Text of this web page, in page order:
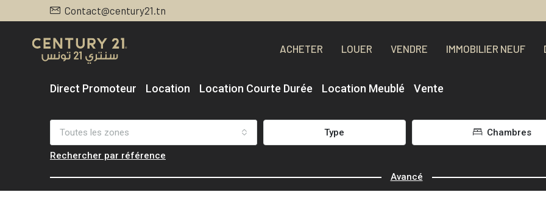
Contact@century21.tn
ACHETER LOUER VENDRE IMMOBILIER NEUF
Direct Promoteur Location Location Courte Durée Location Meublé Vente
Toutes les zones Type Chambres
Rechercher par référence
Avancé